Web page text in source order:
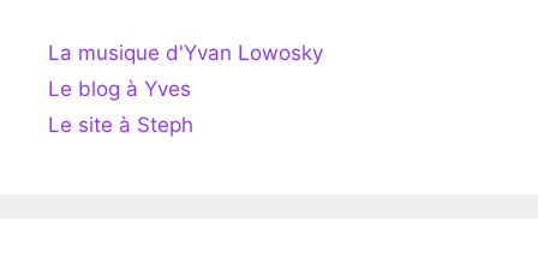
La musique d'Yvan Lowosky
Le blog à Yves
Le site à Steph